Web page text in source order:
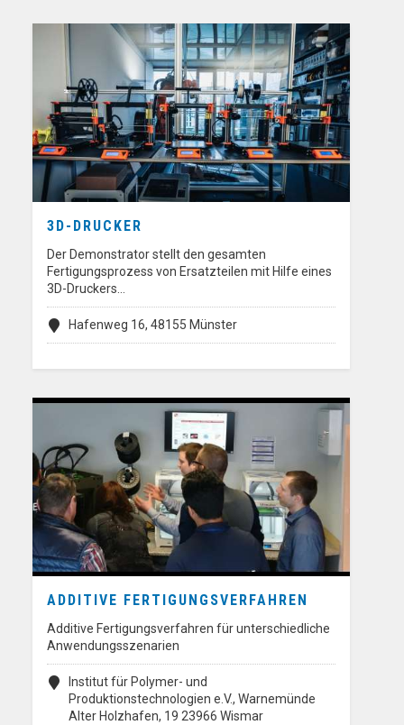
3D-DRUCKER
Der Demonstrator stellt den gesamten
Fertigungsprozess von Ersatzteilen mit Hilfe eines
3D-Druckers…
Hafenweg 16, 48155 Münster
ADDITIVE FERTIGUNGSVERFAHREN
Additive Fertigungsverfahren für unterschiedliche
Anwendungsszenarien
Institut für Polymer- und
Produktionstechnologien e.V., Warnemünde
Alter Holzhafen, 19 23966 Wismar